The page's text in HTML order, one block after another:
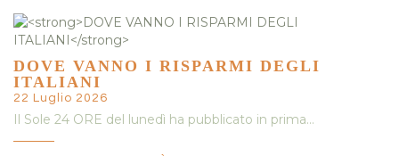
DOVE VANNO I RISPARMI DEGLI
ITALIANI
22 Luglio 2026
Il Sole 24 ORE del lunedì ha pubblicato in prima…